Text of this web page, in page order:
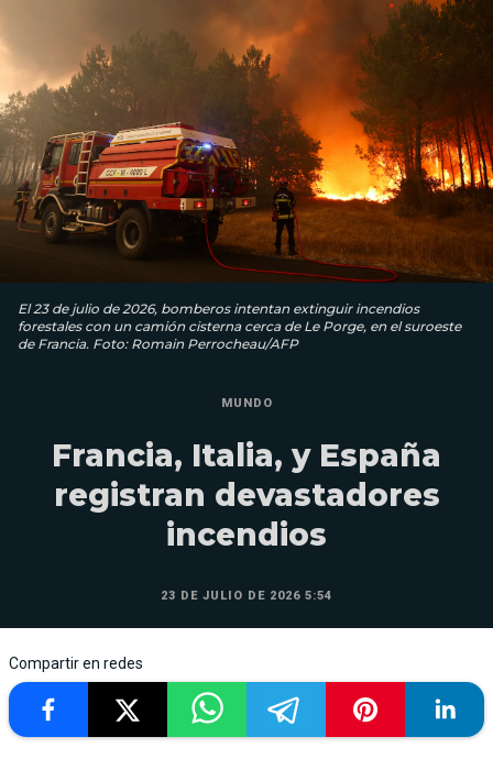
El 23 de julio de 2026, bomberos intentan extinguir incendios
forestales con un camión cisterna cerca de Le Porge, en el suroeste
de Francia. Foto: Romain Perrocheau/AFP
MUNDO
Francia, Italia, y España
registran devastadores
incendios
23 DE JULIO DE 2026 5:54
Compartir en redes